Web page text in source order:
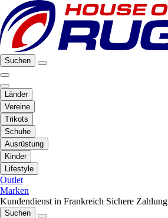
Suchen
Länder
Vereine
Trikots
Schuhe
Ausrüstung
Kinder
Lifestyle
Outlet
Marken
Kundendienst in Frankreich Sichere Zahlung
Suchen